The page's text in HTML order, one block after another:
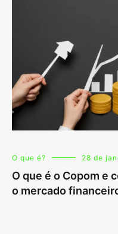
O que é? 28 de
O que é o Copom e
o mercado